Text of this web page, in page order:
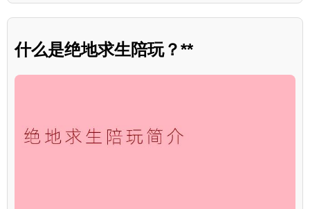
什么是绝地求生陪玩？**